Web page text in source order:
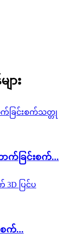
ား
ခြင်းစက်...
က်...